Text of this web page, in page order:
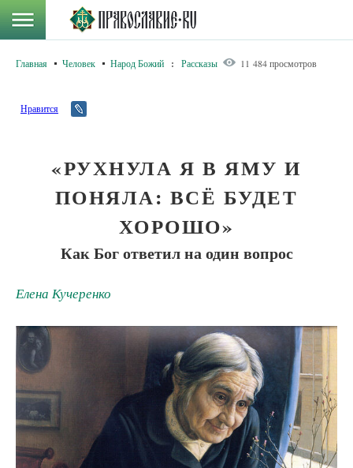
Главная Человек Народ Божий : Рассказы 11 484 просмотров
Нравится
«РУХНУЛА Я В ЯМУ И
ПОНЯЛА: ВСЁ БУДЕТ
ХОРОШО»
Как Бог ответил на один вопрос
Елена Кучеренко